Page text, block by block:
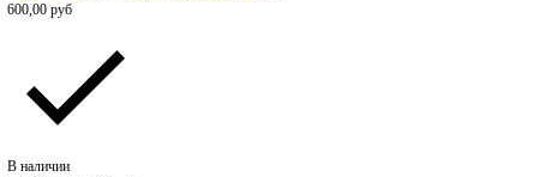
600,00 руб
В наличии